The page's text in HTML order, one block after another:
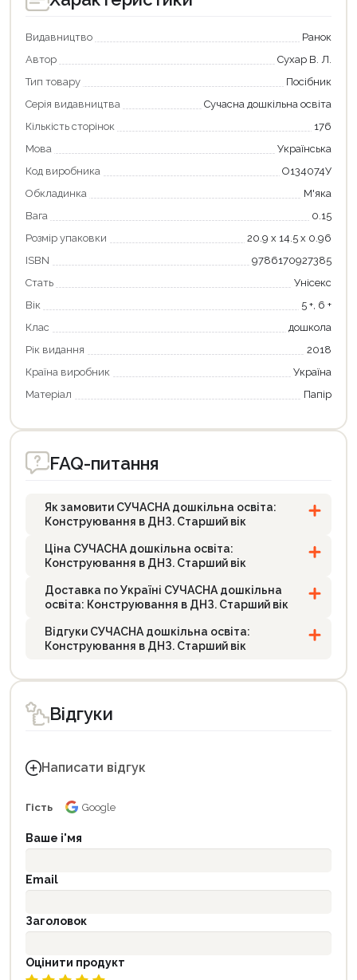
Видавництво
Ранок
Автор
Сухар В. Л.
Тип товару
Посібник
Серія видавництва
Сучасна дошкільна освіта
Кількість сторінок
176
Мова
Українська
Код виробника
О134074У
Обкладинка
М'яка
Вага
0.15
Розмір упаковки
20.9 х 14.5 х 0.96
ISBN
9786170927385
Стать
Унісекс
Вік
5 +, 6 +
Клас
дошкола
Рік видання
2018
Країна виробник
Україна
Матеріал
Папір
FAQ-питання
Як замовити СУЧАСНА дошкільна освіта:
Конструювання в ДНЗ. Старший вік
Ціна СУЧАСНА дошкільна освіта:
Конструювання в ДНЗ. Старший вік
Доставка по Україні СУЧАСНА дошкільна
освіта: Конструювання в ДНЗ. Старший вік
Відгуки СУЧАСНА дошкільна освіта:
Конструювання в ДНЗ. Старший вік
Відгуки
Написати відгук
Гість Google
Ваше і'мя
Email
Заголовок
Оцінити продукт
Оформити замовлення